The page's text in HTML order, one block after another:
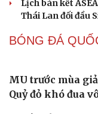
PICKLEBALL
Pickleball Việt
Lý Hoàng Nam,
mơ tại Ho Chi